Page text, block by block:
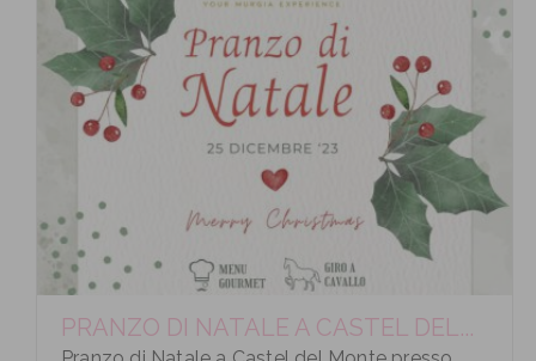
PRANZO DI NATALE A CASTEL DEL...